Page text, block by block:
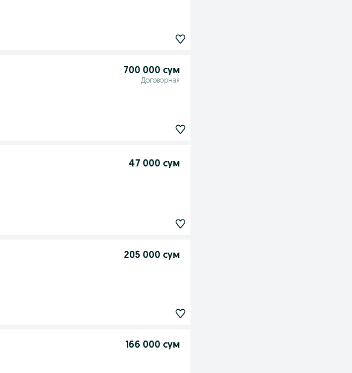
700 000 сум
Договорная
47 000 сум
205 000 сум
166 000 сум